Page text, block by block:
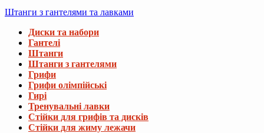
Штанги з гантелями та лавками
Диски та набори
Гантелі
Штанги
Штанги з гантелями
Грифи
Грифи олімпійські
Гирі
Тренувальні лавки
Стійки для грифів та дисків
Стійки для жиму лежачи